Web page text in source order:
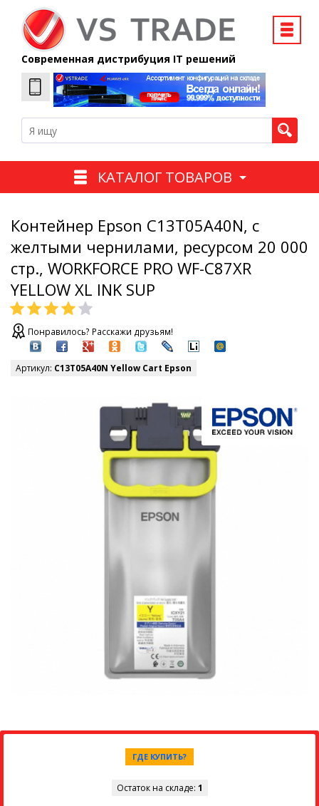
Современная дистрибуция IT решений
КАТАЛОГ ТОВАРОВ
Контейнер Epson C13T05A40N, с
желтыми чернилами, ресурсом 20 000
стр., WORKFORCE PRO WF-C87XR
YELLOW XL INK SUP
Понравилось? Расскажи друзьям!
Артикул: C13T05A40N Yellow Cart Epson
ГДЕ КУПИТЬ?
Остаток на складе: 1